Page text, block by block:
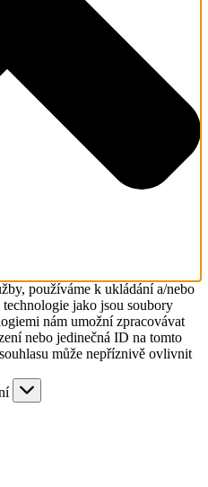
používáme k ukládání a/nebo
jako jsou soubory
nám umožní zpracovávat
nebo jedinečná ID na tomto
může nepříznivě ovlivnit